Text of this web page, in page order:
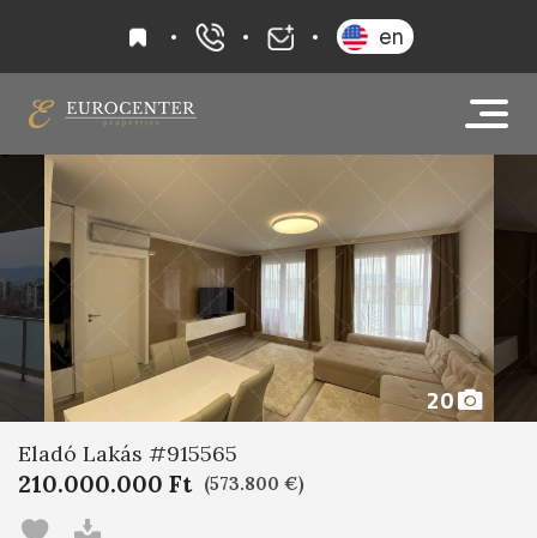
kedvencek+36 20 919 0005
en
20
Eladó Lakás #915565
210.000.000 Ft (573.800 €)